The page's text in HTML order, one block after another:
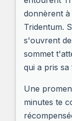
donnèrent à
Tridentum.
s'ouvrent
sommet
qui a pris sa
Une
minutes te